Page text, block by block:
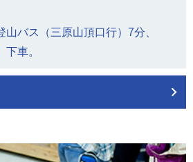
山バス（三原山頂口行）7分、
下車。